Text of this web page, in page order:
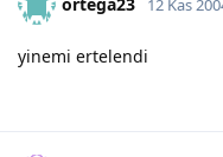
12 Kas
yinemi ertelendi